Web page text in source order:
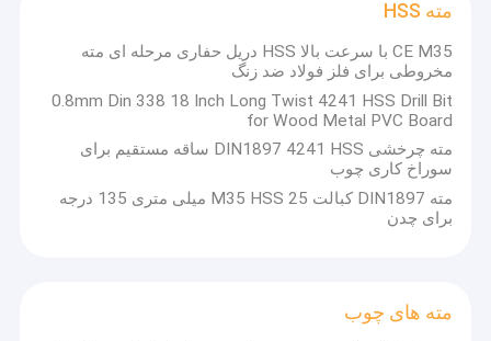
مته HSS
CE M35 با سرعت بالا HSS دریل حفاری مرحله ای مته
مخروطی برای فلز فولاد ضد زنگ
0.8mm Din 338 18 Inch Long Twist 4241 HSS Drill Bit
for Wood Metal PVC Board
مته چرخشی DIN1897 4241 HSS ساقه مستقیم برای
سوراخ کاری چوب
مته DIN1897 کبالت M35 HSS 25 میلی متری 135 درجه
برای چدن
مته های چوب